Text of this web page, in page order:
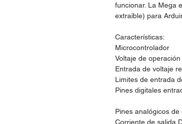
funcionar. La Mega
extraí­ble) para
Características:
Microcontrolador
Voltaje de operación
Entrada de voltaje
Limites de entrada
Pines digitales
Pines analógicos de
Corriente de salida